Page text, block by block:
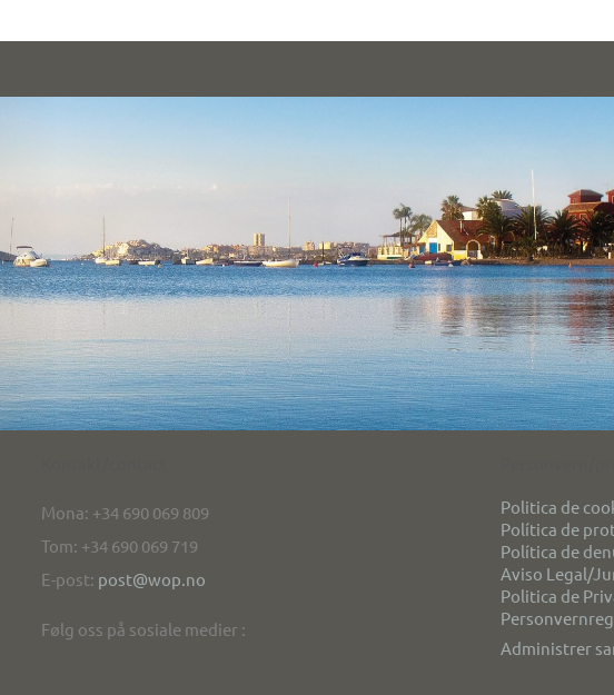
Mona: +34 690 069 809
Tom: +34 690 069 719
E-post: post@wop.no
Følg oss på sosiale medier :
Politica de
Política de
Política de
Aviso Legal/
Politica de
Administrer